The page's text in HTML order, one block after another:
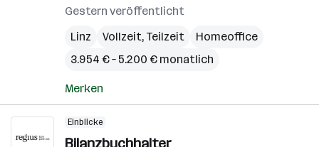
Gestern veröffentlicht
Linz
Vollzeit, Teilzeit
Homeoffice
3.954 € – 5.200 € monatlich
Merken
Einblicke
Bilanzbuchhalter